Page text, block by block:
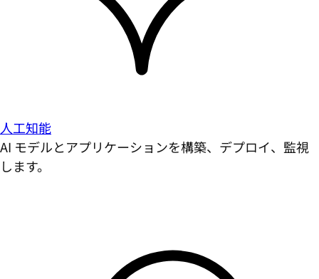
人工知能
AI モデルとアプリケーションを構築、デプロイ、監視
します。